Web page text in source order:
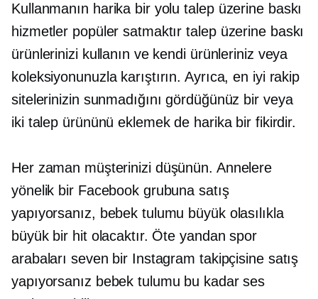
Kullanmanın harika bir yolutalep üzerine baskı
hizmetler popüler satmaktırtalep üzerine baskı
ürünlerinizi kullanın ve kendi ürünleriniz veya
koleksiyonunuzla karıştırın. Ayrıca, en iyi rakip
sitelerinizin sunmadığını gördüğünüz bir veya
iki talep ürününü eklemek de harika bir fikirdir.
Her zaman müşterinizi düşünün. Annelere
yönelik bir Facebook grubuna satış
yapıyorsanız, bebek tulumu büyük olasılıkla
büyük bir hit olacaktır. Öte yandan spor
arabaları seven bir Instagram takipçisine satış
yapıyorsanız bebek tulumu bu kadar ses